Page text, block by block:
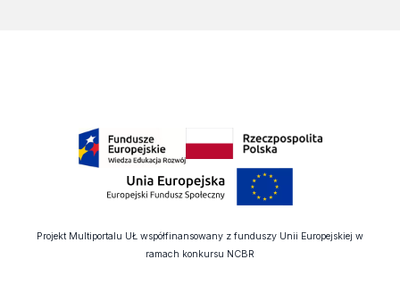
Projekt Multiportalu UŁ współfinansowany z funduszy Unii Europejskiej w
ramach konkursu NCBR